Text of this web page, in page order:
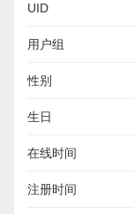
UID
用户组
性别
生日
在线时间
注册时间